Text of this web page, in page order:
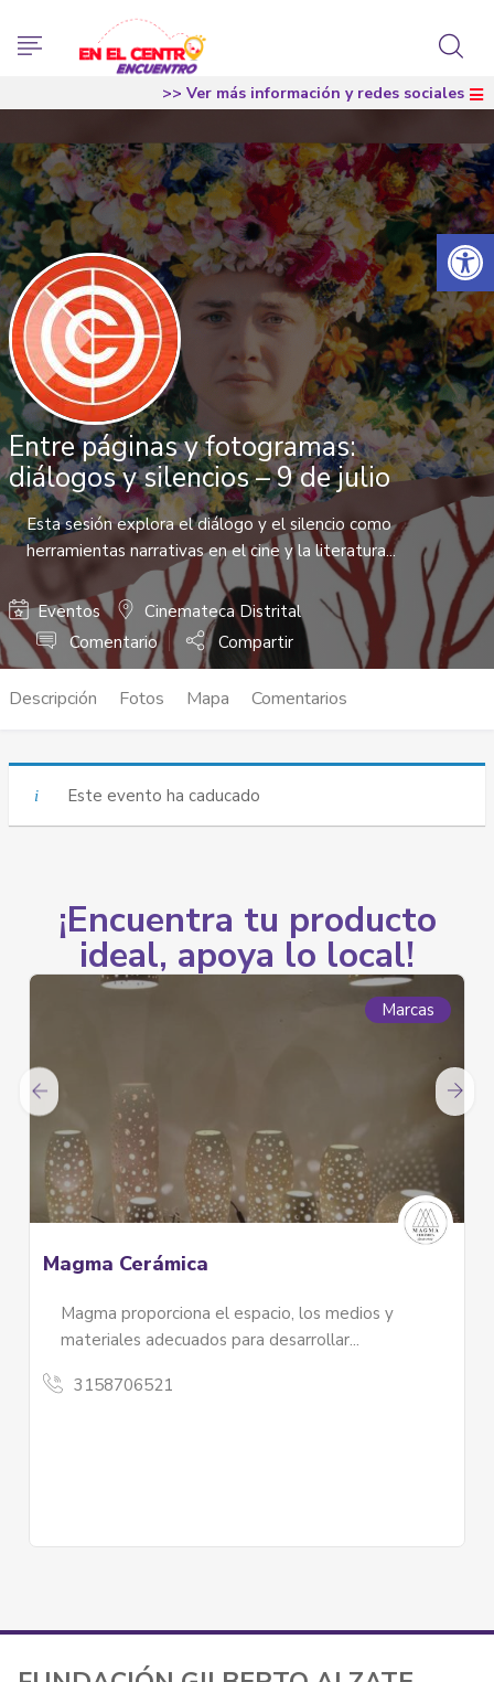
Abrir
>> Ver más información y redes sociales
Entre páginas y fotogramas:
diálogos y silencios – 9 de julio
Esta sesión explora el diálogo y el silencio como
herramientas narrativas en el cine y la literatura...
Eventos
Cinemateca Distrital
Comentario
Compartir
Descripción Fotos Mapa Comentarios
Este evento ha caducado
¡Encuentra tu producto
ideal, apoya lo local!
Marcas
Magma Cerámica
Magma proporciona el espacio, los medios y
materiales adecuados para desarrollar...
3158706521